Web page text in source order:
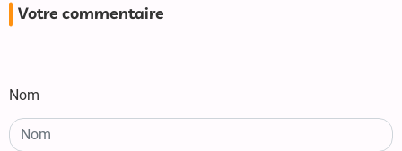
Votre commentaire
Nom